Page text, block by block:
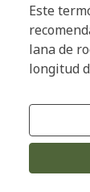
Este
lana de
longitud